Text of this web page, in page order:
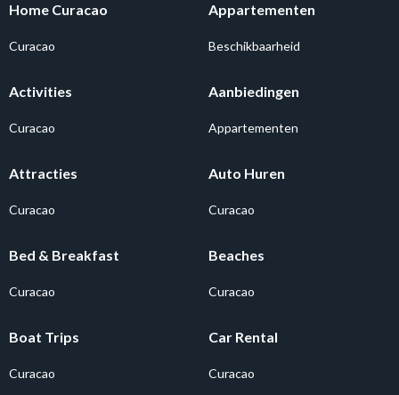
Home Curacao
Curacao
Appartementen
Beschikbaarheid
Activities
Curacao
Aanbiedingen
Appartementen
Attracties
Curacao
Auto Huren
Curacao
Bed & Breakfast
Curacao
Beaches
Curacao
Boat Trips
Curacao
Car Rental
Curacao